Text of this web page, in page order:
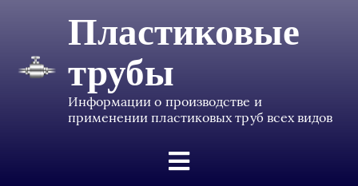
Пластиковые
трубы
Информации о производстве и
применении пластиковых труб всех видов